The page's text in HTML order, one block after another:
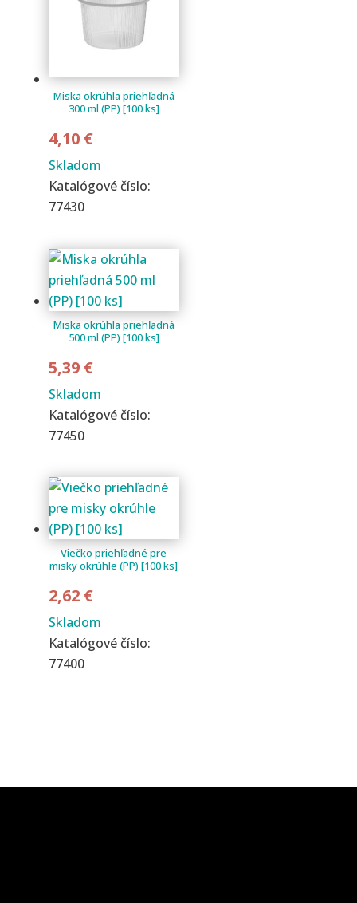
Miska okrúhla priehľadná
300 ml (PP) [100 ks]
4,10 €
Skladom
Katalógové číslo:
77430
Miska okrúhla priehľadná
500 ml (PP) [100 ks]
5,39 €
Skladom
Katalógové číslo:
77450
Viečko priehľadné pre
misky okrúhle (PP) [100 ks]
2,62 €
Skladom
Katalógové číslo:
77400